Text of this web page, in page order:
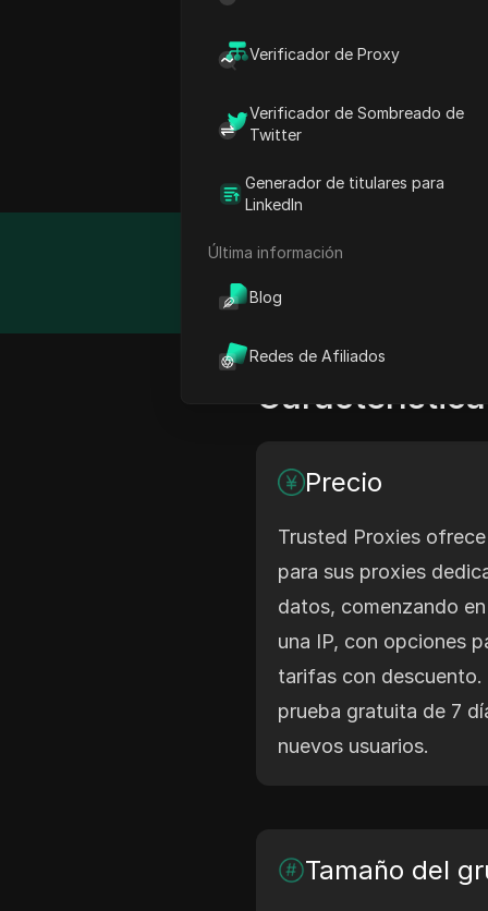
Verificador de Proxy
Verificador de Sombreado de
Twitter
Generador de titulares para
LinkedIn
Última información
Blog
Redes de Afiliados
Las soluciones de
Detalle
Característica
Precio
Trusted Proxies
para sus proxies
datos, comenzando
una IP, con opciones
tarifas con descuento.
prueba gratuita de 7
nuevos usuarios.
Tamaño del